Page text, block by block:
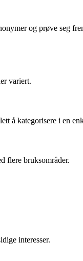
og prøve seg
variert.
å kategorisere i en
flere bruksområder.
interesser.